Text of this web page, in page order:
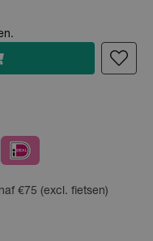
€75 (excl. fietsen)